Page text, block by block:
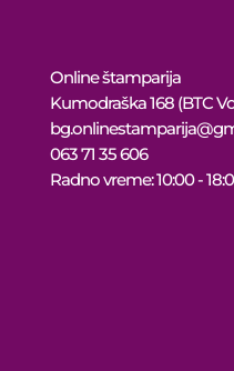
Online štamparija
Kumodraška 168 (BTC
063 71 35 606
Radno vreme: 10:00 -